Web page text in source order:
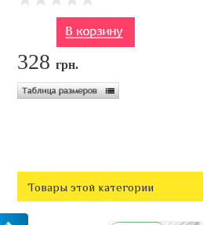
328грн.
Товары этой категории